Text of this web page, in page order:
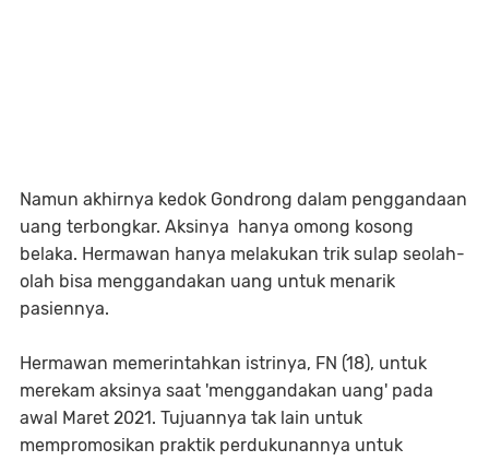
Namun akhirnya kedok Gondrong dalam penggandaan
uang terbongkar. Aksinya hanya omong kosong
belaka. Hermawan hanya melakukan trik sulap seolah-
olah bisa menggandakan uang untuk menarik
pasiennya.
Hermawan memerintahkan istrinya, FN (18), untuk
merekam aksinya saat 'menggandakan uang' pada
awal Maret 2021. Tujuannya tak lain untuk
mempromosikan praktik perdukunannya untuk